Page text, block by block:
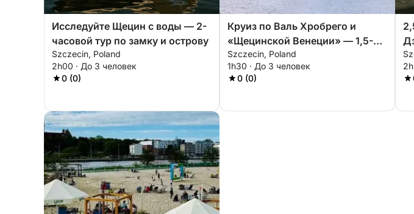
Исследуйте Щецин с воды — 2-
часовой тур по замку и острову
Szczecin, Poland
2h00 · До 3 человек
0 (0)
Круиз по Валь Хробрего и
«Щецинской Венеции» — 1,5-
часовой живописный опыт
Szczecin, Poland
1h30 · До 3 человек
0 (0)
и